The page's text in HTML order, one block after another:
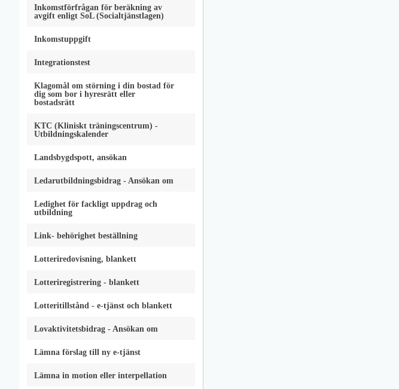
Inkomstförfrågan för beräkning av
avgift enligt SoL (Socialtjänstlagen)
Inkomstuppgift
Integrationstest
Klagomål om störning i din bostad för
dig som bor i hyresrätt eller
bostadsrätt
KTC (Kliniskt träningscentrum) -
Utbildningskalender
Landsbygdspott, ansökan
Ledarutbildningsbidrag - Ansökan om
Ledighet för fackligt uppdrag och
utbildning
Link- behörighet beställning
Lotteriredovisning, blankett
Lotteriregistrering - blankett
Lotteritillstånd - e-tjänst och blankett
Lovaktivitetsbidrag - Ansökan om
Lämna förslag till ny e-tjänst
Lämna in motion eller interpellation